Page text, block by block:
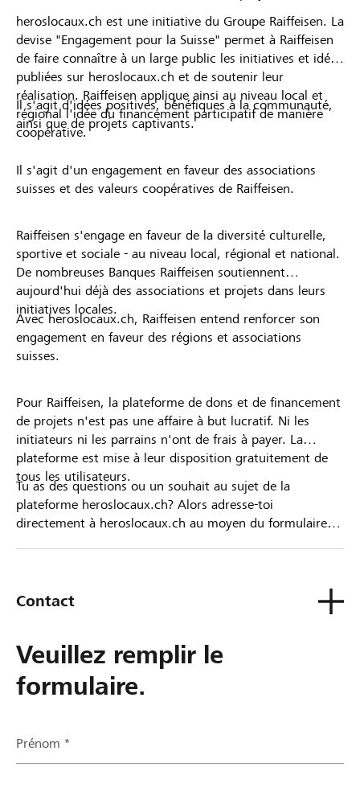
heroslocaux.ch est une initiative du Groupe Raiffeisen. La
devise "Engagement pour la Suisse" permet à Raiffeisen
de faire connaître à un large public les initiatives et idées
publiées sur heroslocaux.ch et de soutenir leur
réalisation. Raiffeisen applique ainsi au niveau local et
régional l'idée du financement participatif de manière
coopérative.
Il s'agit d'idées positives, bénéfiques à la communauté,
ainsi que de projets captivants.
Il s'agit d'un engagement en faveur des associations
suisses et des valeurs coopératives de Raiffeisen.
Raiffeisen s'engage en faveur de la diversité culturelle,
sportive et sociale - au niveau local, régional et national.
De nombreuses Banques Raiffeisen soutiennent
aujourd'hui déjà des associations et projets dans leurs
initiatives locales.
Avec heroslocaux.ch, Raiffeisen entend renforcer son
engagement en faveur des régions et associations
suisses.
Pour Raiffeisen, la plateforme de dons et de financement
de projets n'est pas une affaire à but lucratif. Ni les
initiateurs ni les parrains n'ont de frais à payer. La
plateforme est mise à leur disposition gratuitement de
tous les utilisateurs.
Tu as des questions ou un souhait au sujet de la
plateforme heroslocaux.ch? Alors adresse-toi
directement à heroslocaux.ch au moyen du formulaire
Contact
Veuillez remplir le
formulaire.
Prénom *